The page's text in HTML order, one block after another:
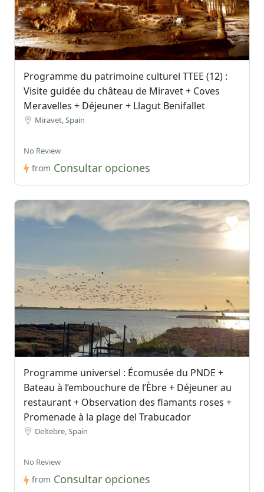
Programme du patrimoine culturel TTEE (12) :
Visite guidée du château de Miravet + Coves
Meravelles + Déjeuner + Llagut Benifallet
Miravet, Spain
No Review
from Consultar opciones
Programme universel : Écomusée du PNDE +
Bateau à l’embouchure de l’Èbre + Déjeuner au
restaurant + Observation des flamants roses +
Promenade à la plage del Trabucador
Deltebre, Spain
No Review
from Consultar opciones